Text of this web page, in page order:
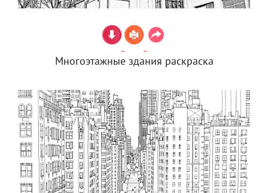
Многоэтажные здания раскраска